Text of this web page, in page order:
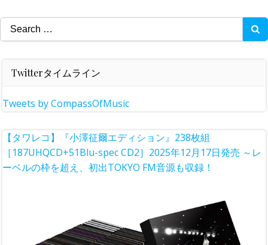
Search
for:
Twitterタイムライン
Tweets by CompassOfMusic
【タワレコ】『小澤征爾エディション』238枚組
［187UHQCD+51Blu-spec CD2］2025年12月17日発売 ～レ
ーベルの枠を超え、初出TOKYO FM音源も収録！